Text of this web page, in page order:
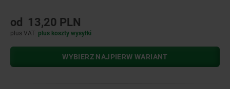
od 13,20 PLN
plus VAT plus koszty wysyłki
WYBIERZ NAJPIERW WARIANT